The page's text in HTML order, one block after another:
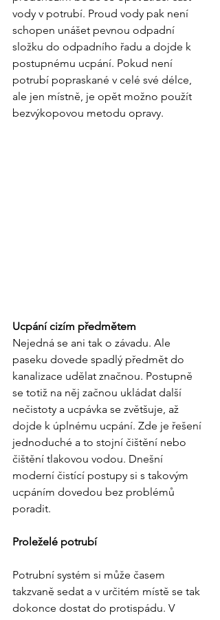
vody v potrubí. Proud vody pak není
schopen unášet pevnou odpadní
složku do odpadního řadu a dojde k
postupnému ucpání. Pokud není
potrubí popraskané v celé své délce,
ale jen místně, je opět možno použít
bezvýkopovou metodu opravy.
Ucpání cizím předmětem
Nejedná se ani tak o závadu. Ale
paseku dovede spadlý předmět do
kanalizace udělat značnou. Postupně
se totiž na něj začnou ukládat další
nečistoty a ucpávka se zvětšuje, až
dojde k úplnému ucpání. Zde je řešení
jednoduché a to stojní čištění nebo
čištění tlakovou vodou. Dnešní
moderní čistící postupy si s takovým
ucpáním dovedou bez problémů
poradit.
Proleželé potrubí
Potrubní systém si může časem
takzvaně sedat a v určitém místě se tak
dokonce dostat do protispádu. V